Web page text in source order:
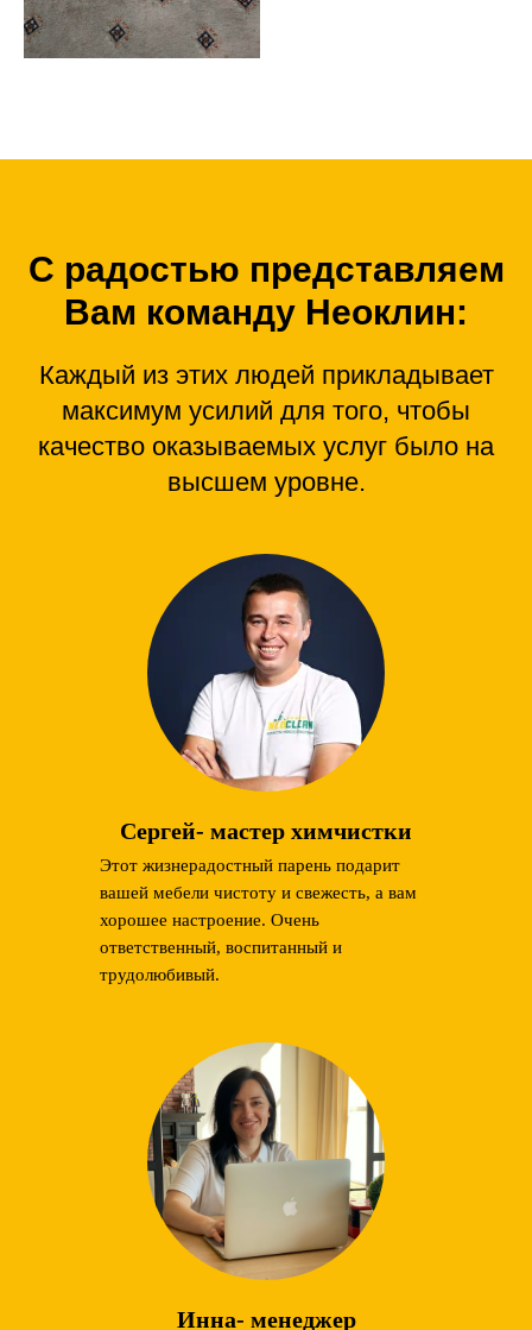
С радостью представляем
Вам команду Неоклин:
Каждый из этих людей прикладывает
максимум усилий для того, чтобы
качество оказываемых услуг было на
высшем уровне.
Сергей- мастер химчистки
Этот жизнерадостный парень подарит
вашей мебели чистоту и свежесть, а вам
хорошее настроение. Очень
ответственный, воспитанный и
трудолюбивый.
Инна- менеджер